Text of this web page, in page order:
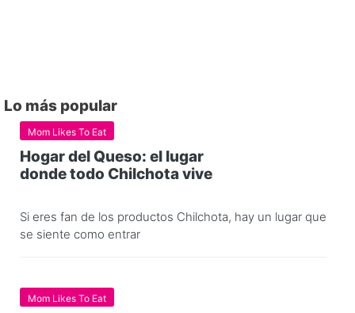
Lo más popular
Mom Likes To Eat
Hogar del Queso: el lugar
donde todo Chilchota vive
Si eres fan de los productos Chilchota, hay un lugar que
se siente como entrar
Mom Likes To Eat